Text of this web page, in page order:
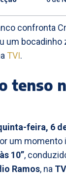
confronta
um bocadinho
TVI.
tenso
feira, 6
um momento
10”,
Ramos, na